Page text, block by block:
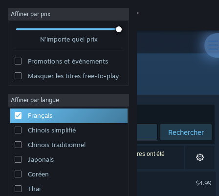
Se connecter
Magasin
À propos
Support
Changer la langue
Télécharger l'application mobile Steam
Voir version ordi. du site
Affiner par prix
N'importe quel prix
Promotions et évènements
Masquer les titres free-to-play
Affiner par langue
Français
Chinois simplifié
Chinois traditionnel
Japonais
Coréen
Thaï
Développement : VRotein
Trier par Pertinence
Rechercher
2 résultats correspondent à votre recherche. 2 titres ont été
exclus selon vos préférences.
$4.99